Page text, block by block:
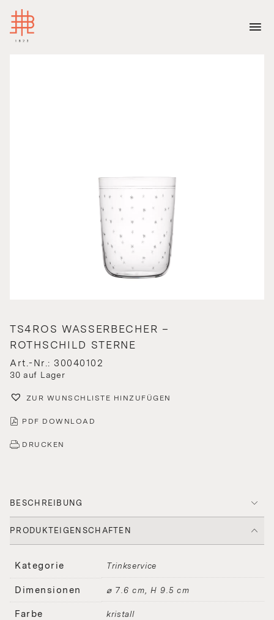
TS4ROS WASSERBECHER –
ROTHSCHILD STERNE
Art.-Nr.: 30040102
30 auf Lager
ZUR WUNSCHLISTE HINZUFÜGEN
PDF DOWNLOAD
DRUCKEN
BESCHREIBUNG
PRODUKTEIGENSCHAFTEN
Kategorie Trinkservice
Dimensionen ⌀ 7.6 cm, H 9.5 cm
Farbe kristall